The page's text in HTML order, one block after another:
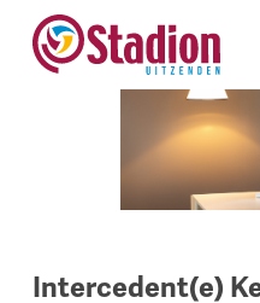
naar
hoofdinhoud
Intercedent(e)